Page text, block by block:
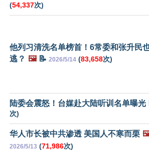
(54,337次)
他列习清洗名单榜首！6常委和张升民
逃？ 🖼️📝 2026/5/14 (83,658次)
陆委会震怒！台媒赴大陆听训名单曝光
次)
华人市长被中共渗透 美国人不寒而栗
2026/5/13 (71,986次)